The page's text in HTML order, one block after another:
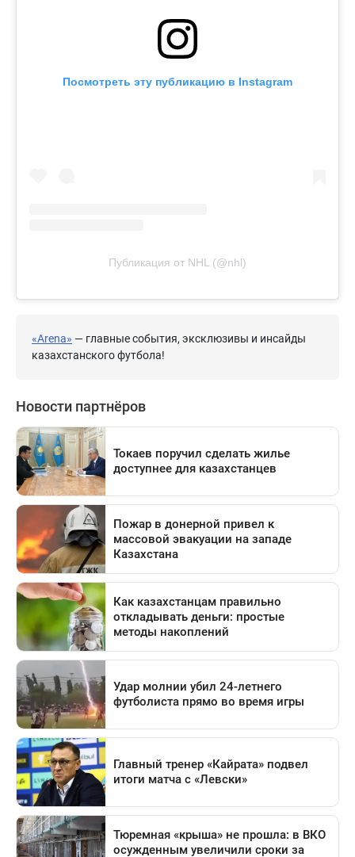
Посмотреть эту публикацию в Instagram
Публикация от NHL (@nhl)
«Arena» — главные события, эксклюзивы и инсайды
казахстанского футбола!